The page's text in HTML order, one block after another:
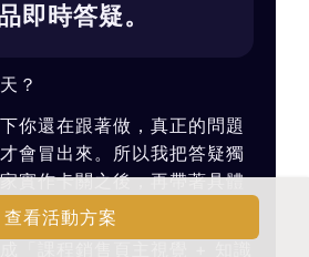
即時答疑。
？
你還在跟著做，真正的問題
會冒出來。所以我把答疑獨
實作卡關之後，再帶著具體
。
查看活動方案